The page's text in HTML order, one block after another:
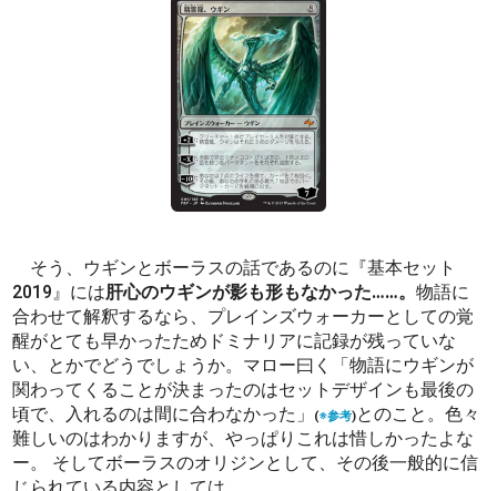
そう、ウギンとボーラスの話であるのに『基本セット
2019』には肝心のウギンが影も形もなかった……。物語に
合わせて解釈するなら、プレインズウォーカーとしての覚
醒がとても早かったためドミナリアに記録が残っていな
い、とかでどうでしょうか。マロー曰く「物語にウギンが
関わってくることが決まったのはセットデザインも最後の
頃で、入れるのは間に合わなかった」
(※参考)とのこと。色々
難しいのはわかりますが、やっぱりこれは惜しかったよな
ー。 そしてボーラスのオリジンとして、その後一般的に信